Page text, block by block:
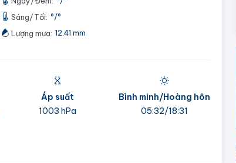
Sáng/Tối: °/°
Lượng mưa: 12.41 mm
Áp suất
1003 hPa
Bình minh/Hoàng hôn
05:32/18:31